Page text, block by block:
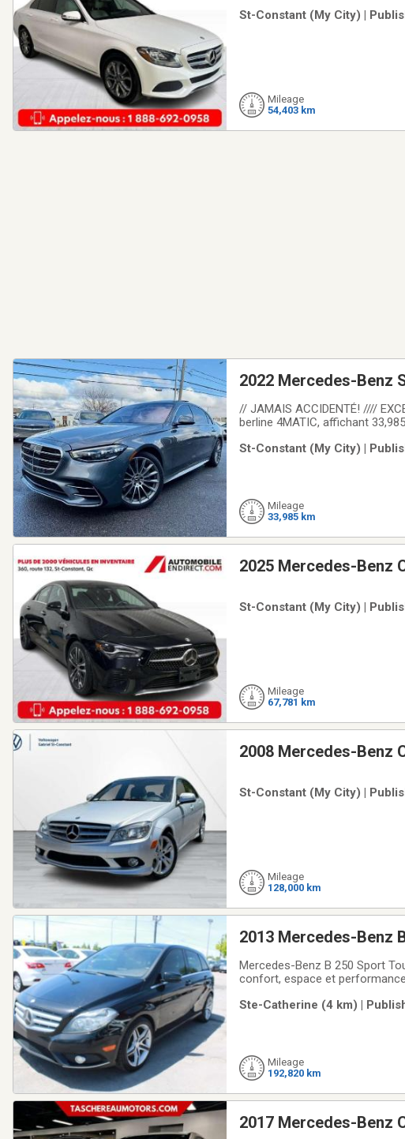
St-Constant (My City) |
Mileage
54,403 km
2022 Mercedes-Benz
// JAMAIS ACCIDENTÉ! ////
berline 4MATIC, affichant
blanc rehaussent son
St-Constant (My City) |
Mileage
33,985 km
2025 Mercedes-Benz
St-Constant (My City) |
Mileage
67,781 km
2008 Mercedes-Benz
St-Constant (My City) |
Mileage
128,000 km
2013 Mercedes-Benz
Mercedes-Benz B 250 Sport
confort, espace et
cylindres 2.0L turbo
Ste-Catherine (4 km) |
Mileage
192,820 km
2017 Mercedes-Benz